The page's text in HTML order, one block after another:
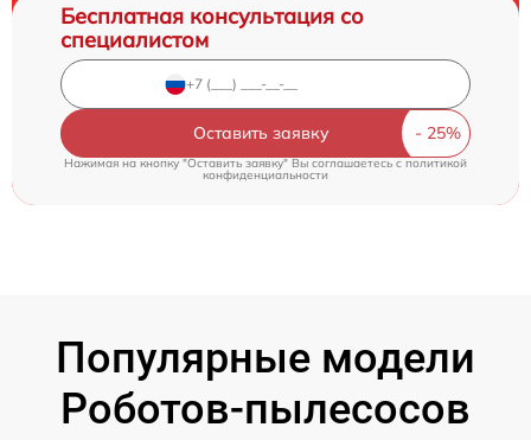
Бесплатная консультация со
специалистом
Оставить заявку
Нажимая на кнопку "Оставить заявку" Вы соглашаетесь cполитикой
конфиденциальности
Популярные модели
Роботов-пылесосов